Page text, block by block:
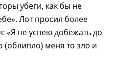
убеги, как бы не
Лот просил более
«Я не успею добежать до
(облипло) меня то зло и